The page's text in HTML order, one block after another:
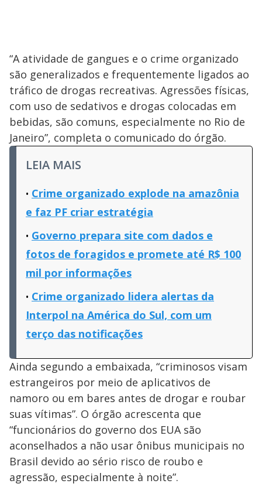
“A atividade de gangues e o crime organizado
são generalizados e frequentemente ligados ao
tráfico de drogas recreativas. Agressões físicas,
com uso de sedativos e drogas colocadas em
bebidas, são comuns, especialmente no Rio de
Janeiro”, completa o comunicado do órgão.
LEIA MAIS
Crime organizado explode na amazônia
e faz PF criar estratégia
Governo prepara site com dados e
fotos de foragidos e promete até R$ 100
mil por informações
Crime organizado lidera alertas da
Interpol na América do Sul, com um
terço das notificações
Ainda segundo a embaixada, “criminosos visam
estrangeiros por meio de aplicativos de
namoro ou em bares antes de drogar e roubar
suas vítimas”. O órgão acrescenta que
“funcionários do governo dos EUA são
aconselhados a não usar ônibus municipais no
Brasil devido ao sério risco de roubo e
agressão, especialmente à noite”.